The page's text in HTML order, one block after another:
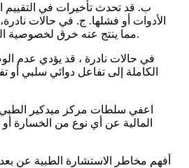
ب. قد تحدث تأخيرات في التقييم
الأدوات أو فشلها. ج. في حالات
مما ينتج عنه خرق لخصوصية المعلومات الطبية الشخصية.
في حالات نادرة ، قد يؤدي عدم
الكاملة إلى تفاعل دوائي سلبي أو
اعفي سلطات مركز ميدكير الطبي
المالية عن أي نوع من الخسارة أو
أفهم مخاطر الاستشارة الطبية عن بعد